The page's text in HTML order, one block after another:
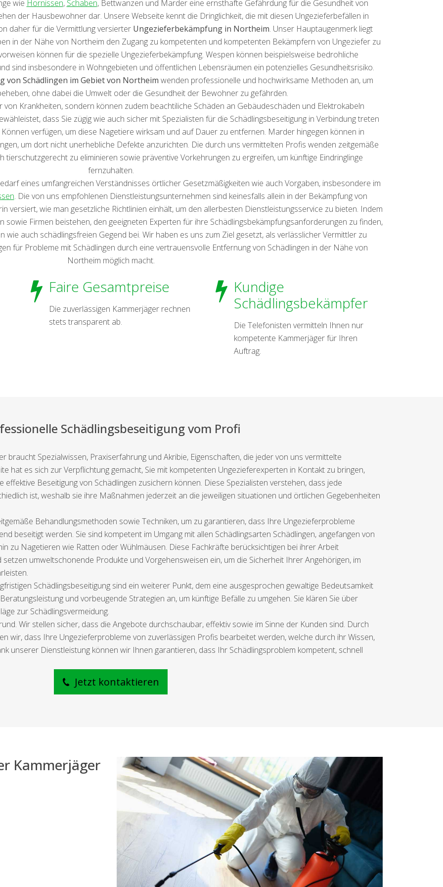
wie Hornissen, Schaben, Bettwanzen und Marder eine ernsthafte Gefährdung für die Gesundheit von
der Hausbewohner dar. Unsere Webseite kennt die Dringlichkeit, die mit diesen Ungezieferbefällen in
daher für die Vermittlung versierter Ungezieferbekämpfung in Northeim. Unser Hauptaugenmerk liegt
in der Nähe von Northeim den Zugang zu kompetenten und kompetenten Bekämpfern von Ungeziefer zu
können für die spezielle Ungezieferbekämpfung. Wespen können beispielsweise bedrohliche
sind insbesondere in Wohngebieten und öffentlichen Lebensräumen ein potenzielles Gesundheitsrisiko.
von Schädlingen im Gebiet von Northeim wenden professionelle und hochwirksame Methoden an, um
ohne dabei die Umwelt oder die Gesundheit der Bewohner zu gefährden.
Krankheiten, sondern können zudem beachtiliche Schäden an Gebäudeschäden und Elektrokabeln
dass Sie zügig wie auch sicher mit Spezialisten für die Schädlingsbeseitigung in Verbindung treten
verfügen, um diese Nagetiere wirksam und auf Dauer zu entfernen. Marder hingegen können in
um dort nicht unerhebliche Defekte anzurichten. Die durch uns vermittelten Profis wenden zeitgemäße
tierschutzgerecht zu eliminieren sowie präventive Vorkehrungen zu ergreifen, um künftige Eindringlinge
fernzuhalten.
eines umfangreichen Verständnisses örtlicher Gesetzmäßigkeiten wie auch Vorgaben, insbesondere im
. Die von uns empfohlenen Dienstleistungsunternehmen sind keinesfalls allein in der Bekämpfung von
versiert, wie man gesetzliche Richtlinien einhält, um den allerbesten Dienstleistungsservice zu bieten. Indem
Firmen beistehen, den geeigneten Experten für ihre Schädlingsbekämpfungsanforderungen zu finden,
auch schädlingsfreien Gegend bei. Wir haben es uns zum Ziel gesetzt, als verlässlicher Vermittler zu
für Probleme mit Schädlingen durch eine vertrauensvolle Entfernung von Schädlingen in der Nähe von
Northeim möglich macht.
Faire Gesamtpreise
Die zuverlässigen Kammerjäger rechnen
stets transparent ab.
Kundige
Schädlingsbekämpfer
Die Telefonisten vermitteln Ihnen nur
kompetente Kammerjäger für Ihren
Auftrag.
Schädlingsbeseitigung vom Profi
braucht Spezialwissen, Praxiserfahrung und Akribie, Eigenschaften, die jeder von uns vermittelte
hat es sich zur Verpflichtung gemacht, Sie mit kompetenten Ungezieferexperten in Kontakt zu bringen,
Beseitigung von Schädlingen zusichern können. Diese Spezialisten verstehen, dass jede
ist, weshalb sie ihre Maßnahmen jederzeit an die jeweiligen situationen und örtlichen Gegebenheiten
Behandlungsmethoden sowie Techniken, um zu garantieren, dass Ihre Ungezieferprobleme
beseitigt werden. Sie sind kompetent im Umgang mit allen Schädlingsarten Schädlingen, angefangen von
zu Nagetieren wie Ratten oder Wühlmäusen. Diese Fachkräfte berücksichtigen bei ihrer Arbeit
umweltschonende Produkte und Vorgehensweisen ein, um die Sicherheit Ihrer Angehörigen, im
Schädlingsbeseitigung sind ein weiterer Punkt, dem eine ausgesprochen gewaltige Bedeutsamkeit
und vorbeugende Strategien an, um künftige Befälle zu umgehen. Sie klären Sie über
zur Schädlingsvermeidung.
Wir stellen sicher, dass die Angebote durchschaubar, effektiv sowie im Sinne der Kunden sind. Durch
wir, dass Ihre Ungezieferprobleme von zuverlässigen Profis bearbeitet werden, welche durch ihr Wissen,
unserer Dienstleistung können wir Ihnen garantieren, dass Ihr Schädlingsproblem kompetent, schnell
Jetzt kontaktieren
Kammerjäger